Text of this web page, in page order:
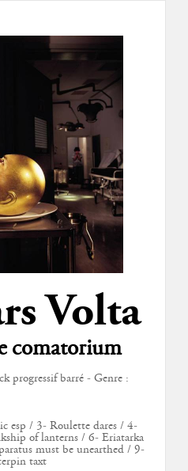
Volta
comatorium
progressif barré - Genre :
esp / 3- Roulette dares / 4-
of lanterns / 6- Eriatarka
must be unearthed / 9-
taxt